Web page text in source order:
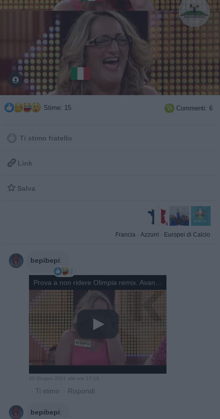
Stime: 15  Commenti: 6
Ti stimo fratello
 Link
 Salva
Francia · Azzurri · Europei di Calcio
bepibepi:
2
20 Giugno 2021 alle ore 17:16
· Ti stimo · Rispondi
bepibepi: